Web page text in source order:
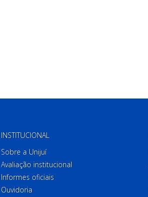
INSTITUCIONAL
Sobre a Unijuí
Avaliação institucional
Informes oficiais
Ouvidoria